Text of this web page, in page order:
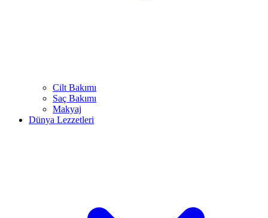
Cilt Bakımı
Saç Bakımı
Makyaj
Dünya Lezzetleri